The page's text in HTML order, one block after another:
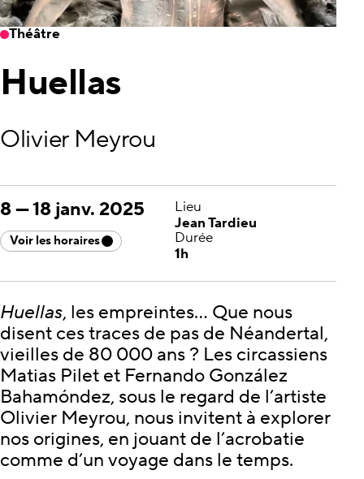
Théâtre
Huellas
Olivier Meyrou
8—18 janv. 2025
Voir les horaires
Lieu
Jean Tardieu
Durée
1h
Huellas, les empreintes… Que nous
disent ces traces de pas de Néandertal,
vieilles de 80 000 ans ? Les circassiens
Matias Pilet et Fernando González
Bahamóndez, sous le regard de l’artiste
Olivier Meyrou, nous invitent à explorer
nos origines, en jouant de l’acrobatie
comme d’un voyage dans le temps.